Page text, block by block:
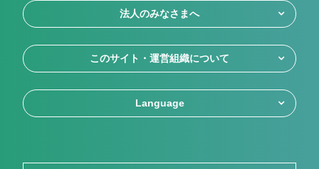
法人のみなさまへ
このサイト・運営組織について
Language